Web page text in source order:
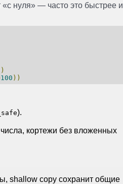
нуля» — часто это быстрее и
100 ))
).
кортежи без вложенных
shallow copy сохранит общие